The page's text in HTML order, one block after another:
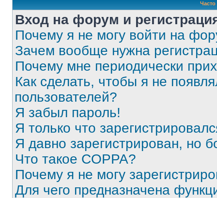
Вход на форум и
Почему я не могу войти на
Зачем вообще нужна
Почему мне периодически
Как сделать, чтобы я не
пользователей?
Я забыл пароль!
Я только что
Я давно зарегистрирован, но
Что такое COPPA?
Почему я не могу
Для чего предназначена